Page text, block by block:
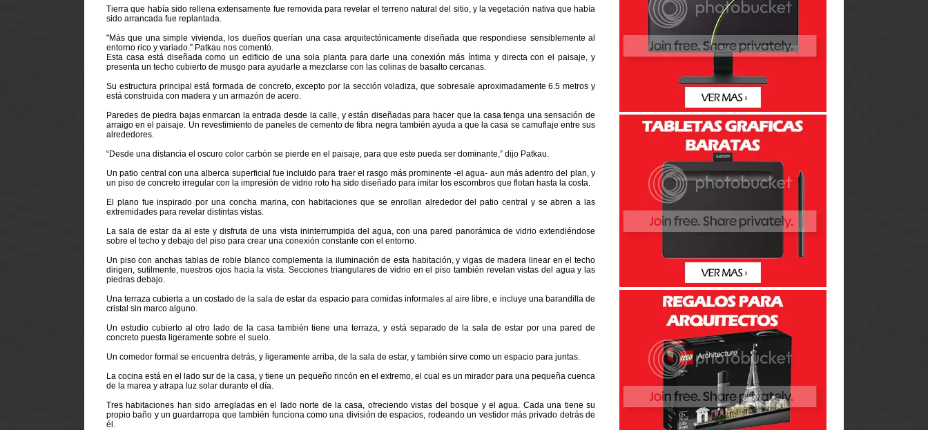
Tierra que había sido rellena extensamente fue removida para revelar el terreno natural del sitio, y la vegetación nativa que había
sido arrancada fue replantada.
"Más que una simple vivienda, los dueños querían una casa arquitectónicamente diseñada que respondiese sensiblemente al
entorno rico y variado.” Patkau nos comentó.
Esta casa está diseñada como un edificio de una sola planta para darle una conexión más íntima y directa con el paisaje, y
presenta un techo cubierto de musgo para ayudarle a mezclarse con las colinas de basalto cercanas.
Su estructura principal está formada de concreto, excepto por la sección voladiza, que sobresale aproximadamente 6.5 metros y
está construida con madera y un armazón de acero.
Paredes de piedra bajas enmarcan la entrada desde la calle, y están diseñadas para hacer que la casa tenga una sensación de
arraigo en el paisaje. Un revestimiento de paneles de cemento de fibra negra también ayuda a que la casa se camuflaje entre sus
alrededores.
“Desde una distancia el oscuro color carbón se pierde en el paisaje, para que este pueda ser dominante,” dijo Patkau.
Un patio central con una alberca superficial fue incluido para traer el rasgo más prominente -el agua- aun más adentro del plan, y
un piso de concreto irregular con la impresión de vidrio roto ha sido diseñado para imitar los escombros que flotan hasta la costa.
El plano fue inspirado por una concha marina, con habitaciones que se enrollan alrededor del patio central y se abren a las
extremidades para revelar distintas vistas.
La sala de estar da al este y disfruta de una vista ininterrumpida del agua, con una pared panorámica de vidrio extendiéndose
sobre el techo y debajo del piso para crear una conexión constante con el entorno.
Un piso con anchas tablas de roble blanco complementa la iluminación de esta habitación, y vigas de madera linear en el techo
dirigen, sutilmente, nuestros ojos hacia la vista. Secciones triangulares de vidrio en el piso también revelan vistas del agua y las
piedras debajo.
Una terraza cubierta a un costado de la sala de estar da espacio para comidas informales al aire libre, e incluye una barandilla de
cristal sin marco alguno.
Un estudio cubierto al otro lado de la casa también tiene una terraza, y está separado de la sala de estar por una pared de
concreto puesta ligeramente sobre el suelo.
Un comedor formal se encuentra detrás, y ligeramente arriba, de la sala de estar, y también sirve como un espacio para juntas.
La cocina está en el lado sur de la casa, y tiene un pequeño rincón en el extremo, el cual es un mirador para una pequeña cuenca
de la marea y atrapa luz solar durante el día.
Tres habitaciones han sido arregladas en el lado norte de la casa, ofreciendo vistas del bosque y el agua. Cada una tiene su
propio baño y un guardarropa que también funciona como una división de espacios, rodeando un vestidor más privado detrás de
él.